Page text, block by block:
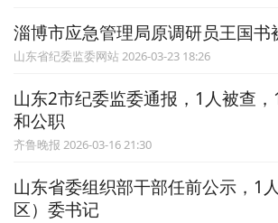
淄博市应急管理局原调研员王国书
山东省纪委监委网站 2026-03-23 18:26
山东2市纪委监委通报，1人被查
和公职
齐鲁晚报 2026-03-16 21:30
山东省委组织部干部任前公示，1
区）委书记